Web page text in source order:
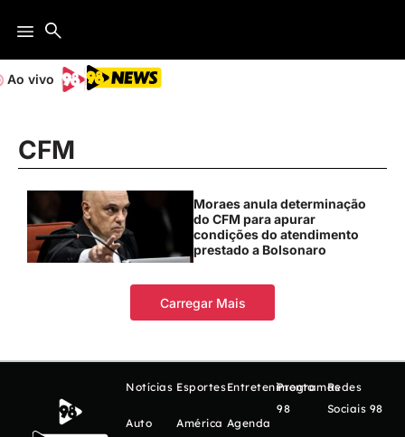
Ao vivo
CFM
Moraes anula determinação
do CFM para apurar
condições do atendimento
prestado a Bolsonaro
Carregar Mais
Notícias
Auto
Esportes
América
Entretenimento
Agenda
Programas
98
Redes
Sociais 98